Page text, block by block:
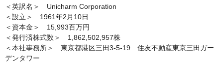
＜英訳名＞　Unicharm Corporation
＜設立＞　1961年2月10日
＜資本金＞　15,993百万円
＜発行済株式数＞　1,862,502,957株
＜本社事務所＞　東京都港区三田3-5-19　住友不動産東京三田ガー
デンタワー